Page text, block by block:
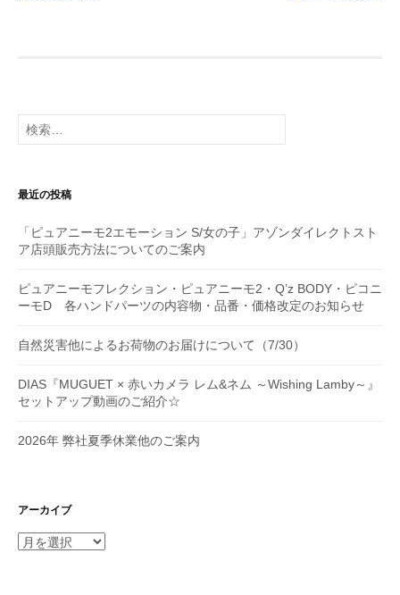
ー
シ
ン
検
索:
最近の投稿
「ピュアニーモ2エモーション S/女の子」アゾンダイレクトスト
ア店頭販売方法についてのご案内
ピュアニーモフレクション・ピュアニーモ2・Q’z BODY・ピコニ
ーモD 各ハンドパーツの内容物・品番・価格改定のお知らせ
自然災害他によるお荷物のお届けについて（7/30）
DIAS『MUGUET × 赤いカメラ レム&ネム ～Wishing Lamby～』
セットアップ動画のご紹介☆
2026年 弊社夏季休業他のご案内
アーカイブ
ア